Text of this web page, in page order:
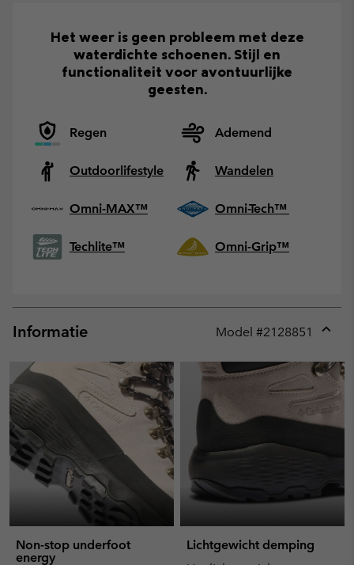
Het weer is geen probleem met deze
waterdichte schoenen. Stijl en
functionaliteit voor avontuurlijke
geesten.
Regen Ademend
Outdoorlifestyle Wandelen
Omni-MAX™ Omni-Tech™
Techlite™ Omni-Grip™
Informatie Model #2128851
or
Non-stop underfoot
energy
Lichtgewicht demping